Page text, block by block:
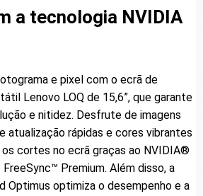
a tecnologia NVIDIA
e pixel com o ecrã de
Lenovo LOQ de 15,6”, que garante
e nitidez. Desfrute de imagens
atualização rápidas e cores vibrantes
cortes no ecrã graças ao NVIDIA®
Premium. Além disso, a
Optimus optimiza o desempenho e a